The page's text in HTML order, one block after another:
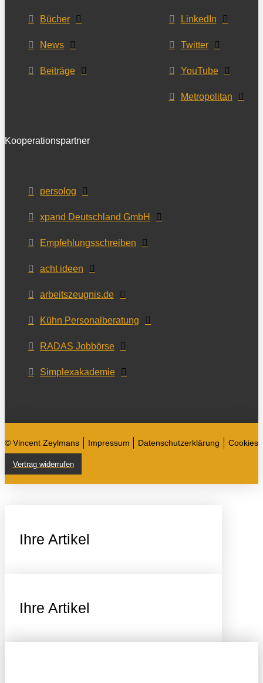
Bücher
News
Beiträge
LinkedIn
Twitter
YouTube
Metropolitan
Kooperationspartner
persolog
xpand Deutschland GmbH
Empfehlungsschreiben
acht ideen
arbeitszeugnis.de
Kühn Personalberatung
RADAS Jobbörse
Simplexakademie
© Vincent Zeylmans Impressum Datenschutzerklärung Cookies
Vertrag widerrufen
Ihre Artikel
Ihre Artikel